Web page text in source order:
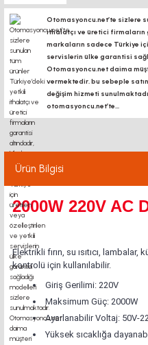
Otomasyoncu.net’te sizlere
ithalatçı ve üretici firmaların
markaların sadece Türkiye
servislerin ülke garantisi
Otomasyoncu.net daima
vermektedir. bu sebeple
değişim hizmeti
otomasyoncu.net’te...
Ürün Bilgisi
2000W 220V AC
Elektrikli fırın, su ısıtıcı,
kontrolü için kullanılabilir.
Giriş Gerilimi: 220V
Maksimum Güç: 2000W
Ayarlanabilir Voltaj: 50V-
Yüksek sıcaklığa